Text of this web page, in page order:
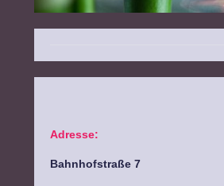
Adresse:
Bahnhofstraße 7